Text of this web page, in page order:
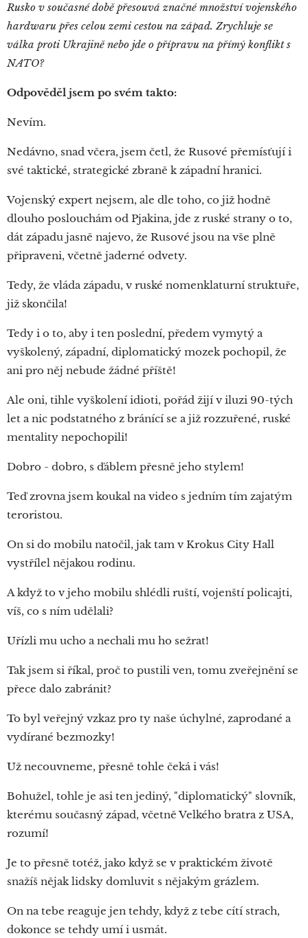
Rusko v současné době přesouvá značné množství vojenského
hardwaru přes celou zemi cestou na západ. Zrychluje se
válka proti Ukrajině nebo jde o přípravu na přímý konflikt s
NATO?
Odpověděl jsem po svém takto:
Nevím.
Nedávno, snad včera, jsem četl, že Rusové přemísťují i
své taktické, strategické zbraně k západní hranici.
Vojenský expert nejsem, ale dle toho, co již hodně
dlouho poslouchám od Pjakina, jde z ruské strany o to,
dát západu jasně najevo, že Rusové jsou na vše plně
připraveni, včetně jaderné odvety.
Tedy, že vláda západu, v ruské nomenklaturní struktuře,
již skončila!
Tedy i o to, aby i ten poslední, předem vymytý a
vyškolený, západní, diplomatický mozek pochopil, že
ani pro něj nebude žádné příště!
Ale oni, tihle vyškolení idioti, pořád žijí v iluzi 90-tých
let a nic podstatného z bránící se a již rozzuřené, ruské
mentality nepochopili!
Dobro - dobro, s ďáblem přesně jeho stylem!
Teď zrovna jsem koukal na video s jedním tím zajatým
teroristou.
On si do mobilu natočil, jak tam v Krokus City Hall
vystřílel nějakou rodinu.
A když to v jeho mobilu shlédli ruští, vojenští policajti,
víš, co s ním udělali?
Uřízli mu ucho a nechali mu ho sežrat!
Tak jsem si říkal, proč to pustili ven, tomu zveřejnění se
přece dalo zabránit?
To byl veřejný vzkaz pro ty naše úchylné, zaprodané a
vydírané bezmozky!
Už necouvneme, přesně tohle čeká i vás!
Bohužel, tohle je asi ten jediný, "diplomatický" slovník,
kterému současný západ, včetně Velkého bratra z USA,
rozumí!
Je to přesně totéž, jako když se v praktickém životě
snažíš nějak lidsky domluvit s nějakým grázlem.
On na tebe reaguje jen tehdy, když z tebe cítí strach,
dokonce se tehdy umí i usmát.